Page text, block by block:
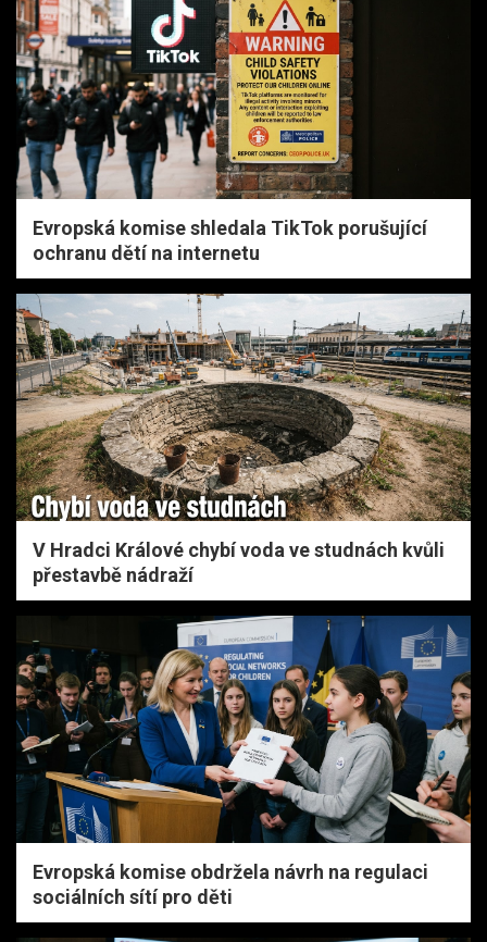
Evropská komise shledala TikTok porušující
ochranu dětí na internetu
V Hradci Králové chybí voda ve studnách kvůli
přestavbě nádraží
Evropská komise obdržela návrh na regulaci
sociálních sítí pro děti